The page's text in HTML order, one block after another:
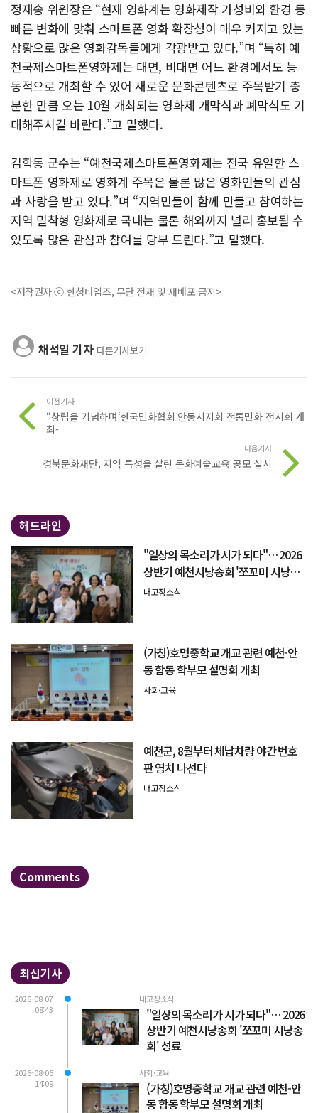
정재송 위원장은 “현재 영화계는 영화제작 가성비와 환경 등
빠른 변화에 맞춰 스마트폰 영화 확장성이 매우 커지고 있는
상황으로 많은 영화감독들에게 각광받고 있다.”며 “특히 예
천국제스마트폰영화제는 대면, 비대면 어느 환경에서도 능
동적으로 개최할 수 있어 새로운 문화콘텐츠로 주목받기 충
분한 만큼 오는 10월 개최되는 영화제 개막식과 폐막식도 기
대해주시길 바란다.”고 말했다.
김학동 군수는 “예천국제스마트폰영화제는 전국 유일한 스
마트폰 영화제로 영화계 주목은 물론 많은 영화인들의 관심
과 사랑을 받고 있다.”며 “지역민들이 함께 만들고 참여하는
지역 밀착형 영화제로 국내는 물론 해외까지 널리 홍보될 수
있도록 많은 관심과 참여를 당부 드린다.”고 말했다.
<저작권자 ⓒ 한청타임즈, 무단 전재 및 재배포 금지>
채석일 기자 다른기사보기
이전기사
“창립을 기념하며‘한국민화협회 안동시지회 전통민화 전시회 개
최-
다음기사
경북문화재단, 지역 특성을 살린 문화예술교육 공모 실시
헤드라인
"일상의 목소리가 시가 되다"… 2026
상반기 예천시낭송회 '쪼꼬미 시낭송
회' 성료
내고장소식
(가칭)호명중학교 개교 관련 예천-안
동 합동 학부모 설명회 개최
사회·교육
예천군, 8월부터 체납차량 야간 번호
판 영치 나선다
내고장소식
Comments
최신기사
2026-08-07
08:43
내고장소식
"일상의 목소리가 시가 되다"… 2026
상반기 예천시낭송회 '쪼꼬미 시낭송
회' 성료
2026-08-06
14:09
사회·교육
(가칭)호명중학교 개교 관련 예천-안
동 합동 학부모 설명회 개최